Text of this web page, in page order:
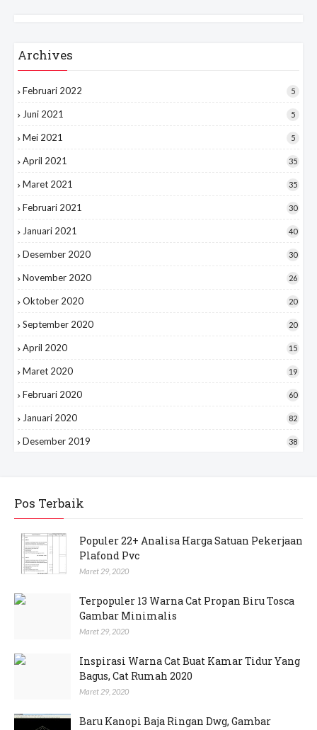
Archives
Februari 2022 5
Juni 2021 5
Mei 2021 5
April 2021 35
Maret 2021 35
Februari 2021 30
Januari 2021 40
Desember 2020 30
November 2020 26
Oktober 2020 20
September 2020 20
April 2020 15
Maret 2020 19
Februari 2020 60
Januari 2020 82
Desember 2019 38
Pos Terbaik
Populer 22+ Analisa Harga Satuan Pekerjaan
Plafond Pvc
Maret 29, 2020
Terpopuler 13 Warna Cat Propan Biru Tosca
Gambar Minimalis
Maret 29, 2020
Inspirasi Warna Cat Buat Kamar Tidur Yang
Bagus, Cat Rumah 2020
Maret 29, 2020
Baru Kanopi Baja Ringan Dwg, Gambar